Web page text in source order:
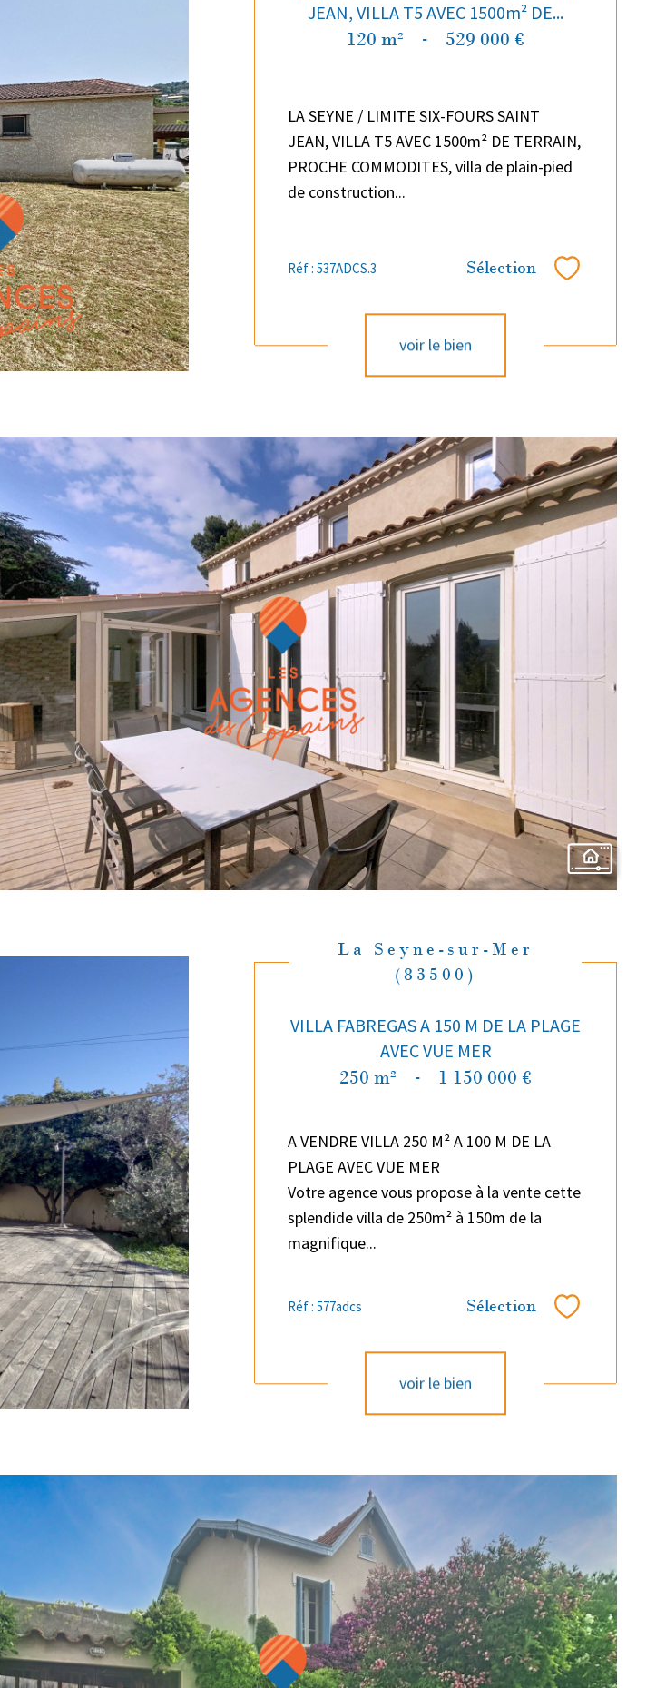
JEAN, VILLA T5 AVEC 1500m² DE...
120 m² - 529 000 €
LA SEYNE / LIMITE SIX-FOURS SAINT
JEAN, VILLA T5 AVEC 1500m² DE TERRAIN,
PROCHE COMMODITES, villa de plain-pied
de construction...
Réf : 537ADCS.3 Sélection Sélectionner
voir le bien
La Seyne-sur-Mer
(83500)
VILLA FABREGAS A 150 M DE LA PLAGE
AVEC VUE MER
250 m² - 1 150 000 €
A VENDRE VILLA 250 M² A 100 M DE LA
PLAGE AVEC VUE MER
Votre agence vous propose à la vente cette
splendide villa de 250m² à 150m de la
magnifique...
Réf : 577adcs Sélection Sélectionner
voir le bien